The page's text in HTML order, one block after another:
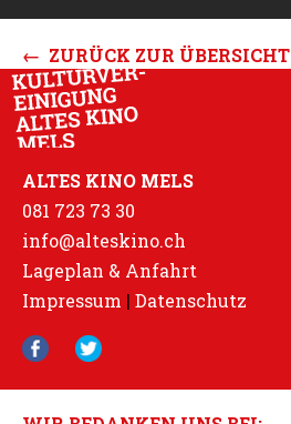
← ZURÜCK ZUR ÜBERSICHT
ALTES KINO MELS
081 723 73 30
info@alteskino.ch
Lageplan & Anfahrt
Impressum | Datenschutz